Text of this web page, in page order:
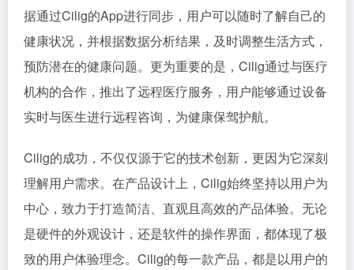
据通过Cilig的App进行同步，用户可以随时了解自己的
健康状况，并根据数据分析结果，及时调整生活方式，
预防潜在的健康问题。更为重要的是，Cilig通过与医疗
机构的合作，推出了远程医疗服务，用户能够通过设备
实时与医生进行远程咨询，为健康保驾护航。
Cilig的成功，不仅仅源于它的技术创新，更因为它深刻
理解用户需求。在产品设计上，Cilig始终坚持以用户为
中心，致力于打造简洁、直观且高效的产品体验。无论
是硬件的外观设计，还是软件的操作界面，都体现了极
致的用户体验理念。Cilig的每一款产品，都是以用户的